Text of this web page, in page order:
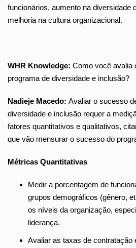
funcionários, aumento na diversidade
melhoria na cultura organizacional.
WHR Knowledge: Como você avalia
programa de diversidade e inclusão?
Nadieje Macedo: Avaliar o sucesso
diversidade e inclusão requer a
fatores quantitativos e qualitativos,
que vão mensurar o sucesso do
Métricas Quantitativas
Medir a porcentagem de
grupos demográficos (gênero,
os níveis da organização,
liderança.
Avaliar as taxas de contratação